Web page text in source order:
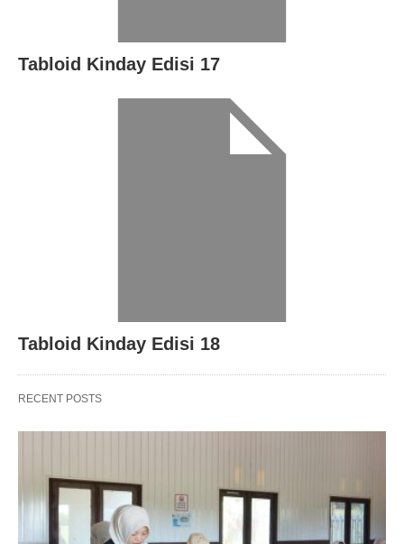
Tabloid Kinday Edisi 17
Tabloid Kinday Edisi 18
RECENT POSTS